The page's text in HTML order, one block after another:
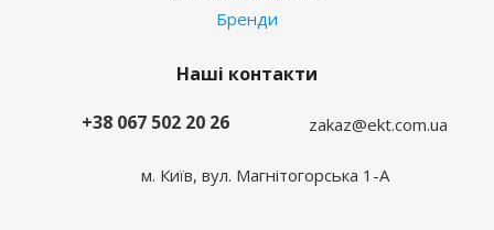
Бренди
Наші контакти
+38 067 502 20 26
zakaz@ekt.com.ua
м. Київ, вул. Магнітогорська 1-А